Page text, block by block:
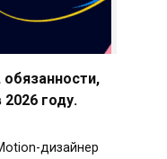
году.
дизайнер